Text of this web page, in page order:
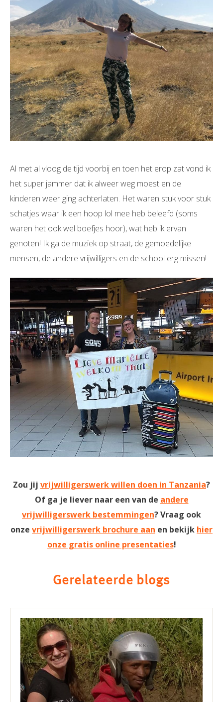
Al met al vloog de tijd voorbij en toen het erop zat vond ik
het super jammer dat ik alweer weg moest en de
kinderen weer ging achterlaten. Het waren stuk voor stuk
schatjes waar ik een hoop lol mee heb beleefd (soms
waren het ook wel boefjes hoor), wat heb ik ervan
genoten! Ik ga de muziek op straat, de gemoedelijke
mensen, de andere vrijwilligers en de school erg missen!
Zou jij vrijwilligerswerk willen doen in Tanzania?
Of ga je liever naar een van de andere
vrijwilligerswerk bestemmingen? Vraag ook
onze vrijwilligerswerk brochure aan en bekijk hier
onze gratis online presentaties!
Gerelateerde blogs